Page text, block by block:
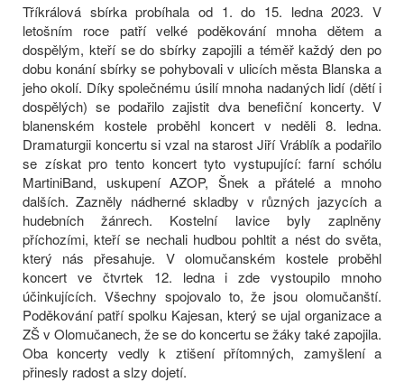
Tříkrálová sbírka probíhala od 1. do 15. ledna 2023. V
letošním roce patří velké poděkování mnoha dětem a
dospělým, kteří se do sbírky zapojili a téměř každý den po
dobu konání sbírky se pohybovali v ulicích města Blanska a
jeho okolí. Díky společnému úsilí mnoha nadaných lidí (dětí i
dospělých) se podařilo zajistit dva benefiční koncerty. V
blanenském kostele proběhl koncert v neděli 8. ledna.
Dramaturgii koncertu si vzal na starost Jiří Vráblík a podařilo
se získat pro tento koncert tyto vystupující: farní schólu
MartiniBand, uskupení AZOP, Šnek a přátelé a mnoho
dalších. Zazněly nádherné skladby v různých jazycích a
hudebních žánrech. Kostelní lavice byly zaplněny
příchozími, kteří se nechali hudbou pohltit a nést do světa,
který nás přesahuje. V olomučanském kostele proběhl
koncert ve čtvrtek 12. ledna i zde vystoupilo mnoho
účinkujících. Všechny spojovalo to, že jsou olomučanští.
Poděkování patří spolku Kajesan, který se ujal organizace a
ZŠ v Olomučanech, že se do koncertu se žáky také zapojila.
Oba koncerty vedly k ztišení přítomných, zamyšlení a
přinesly radost a slzy dojetí.